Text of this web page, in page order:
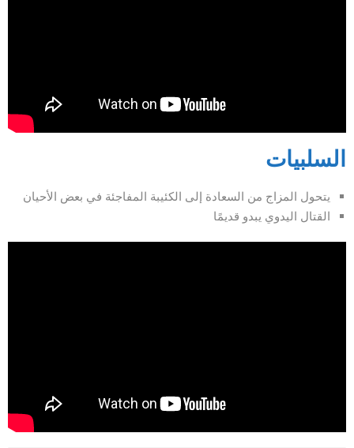
السلبيات
يتحول المزاج من السعادة إلى الكئيبة المفاجئة في بعض الأحيان
القتال اليدوي يبدو قديمًا